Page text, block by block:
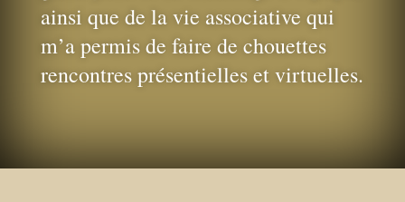
ainsi que de la vie associative qui
m’a permis de faire de chouettes
rencontres présentielles et virtuelles.